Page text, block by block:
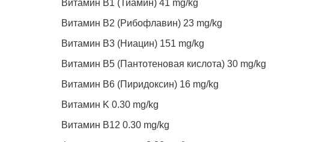
Витамин B1 (Тиамин) 41 mg/kg
Витамин B2 (Рибофлавин) 23 mg/kg
Витамин B3 (Ниацин) 151 mg/kg
Витамин B5 (Пантотеновая кислота) 30 mg/kg
Витамин B6 (Пиридоксин) 16 mg/kg
Витамин K 0.30 mg/kg
Витамин B12 0.30 mg/kg